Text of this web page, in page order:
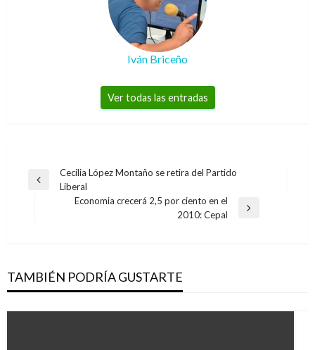
Iván Briceño
Ver todas las entradas
Navegación
Entrada
Cecilia López Montaño se retira del Partido
Liberal
Economia crecerá 2,5 por ciento en el
2010: Cepal
TAMBIÉN PODRÍA GUSTARTE